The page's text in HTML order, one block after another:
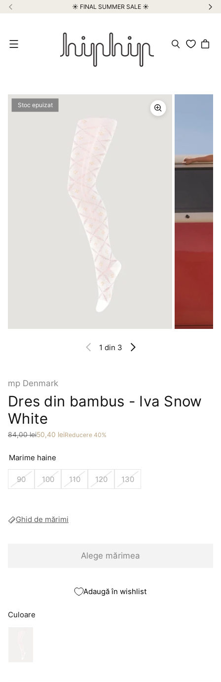
☀️ FINAL SUMMER SALE ☀️
Meniu
Stoc epuizat
1 din 3
mp Denmark
Dres din bambus - Iva Snow
White
Preț
84,00 lei
Preț redus50,40 leiReducere 40%
Marime haine
90 100 110 120 130
Ghid de mărimi
Alege mărimea
Adaugă în wishlist
Culoare